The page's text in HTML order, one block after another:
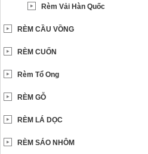
Rèm Vải Hàn Quốc
RÈM CẦU VỒNG
RÈM CUỐN
Rèm Tổ Ong
RÈM GỖ
RÈM LÁ DỌC
RÈM SÁO NHÔM